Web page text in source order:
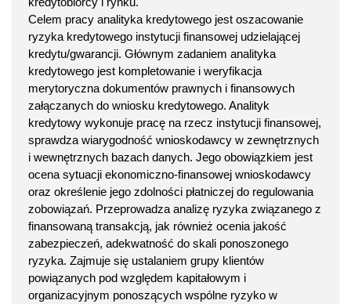
Celem pracy analityka kredytowego jest oszacowanie
ryzyka kredytowego instytucji finansowej udzielającej
kredytu/gwarancji. Głównym zadaniem analityka
kredytowego jest kompletowanie i weryfikacja
merytoryczna dokumentów prawnych i finansowych
załączanych do wniosku kredytowego. Analityk
kredytowy wykonuje pracę na rzecz instytucji finansowej,
sprawdza wiarygodność wnioskodawcy w zewnętrznych
i wewnętrznych bazach danych. Jego obowiązkiem jest
ocena sytuacji ekonomiczno-finansowej wnioskodawcy
oraz określenie jego zdolności płatniczej do regulowania
zobowiązań. Przeprowadza analizę ryzyka związanego z
finansowaną transakcją, jak również ocenia jakość
zabezpieczeń, adekwatność do skali ponoszonego
ryzyka. Zajmuje się ustalaniem grupy klientów
powiązanych pod względem kapitałowym i
organizacyjnym ponoszących wspólne ryzyko w